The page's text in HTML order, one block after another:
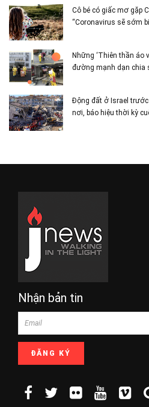
Cô bé có giấc mơ gặp
“Coronavirus sẽ sớm
Những ‘Thiên thần áo
đường mạnh dạn chia
Động đất ở Israel
nơi, báo hiệu thời kỳ
Nhận bản tin